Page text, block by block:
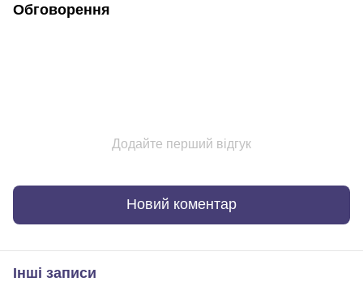
Обговорення
Додайте перший відгук
Новий коментар
Інші записи